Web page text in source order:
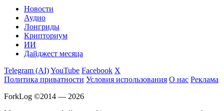
Новости
Аудио
Лонгриды
Крипториум
ИИ
Дайджест месяца
Telegram (AI)YouTube Facebook X
Политика приватности Условия использования О нас Реклама
ForkLog ©2014 — 2026